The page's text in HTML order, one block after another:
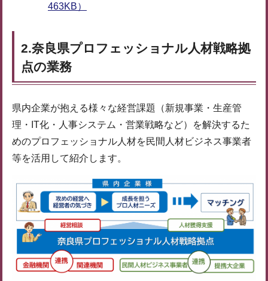
463KB）
2.奈良県プロフェッショナル人材戦略拠
点の業務
県内企業が抱える様々な経営課題（新規事業・生産管
理・IT化・人事システム・営業戦略など）を解決するた
めのプロフェッショナル人材を民間人材ビジネス事業者
等を活用して紹介します。